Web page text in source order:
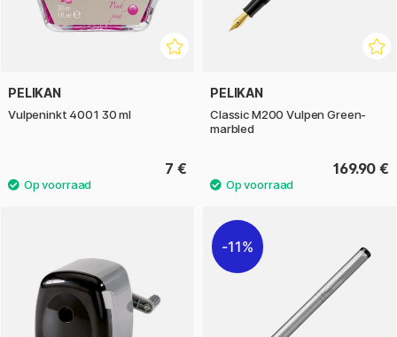
PELIKAN
Vulpeninkt 4001 30 ml
7 €
PELIKAN
Classic M200 Vulpen Green-
marbled
169.90 €
11%